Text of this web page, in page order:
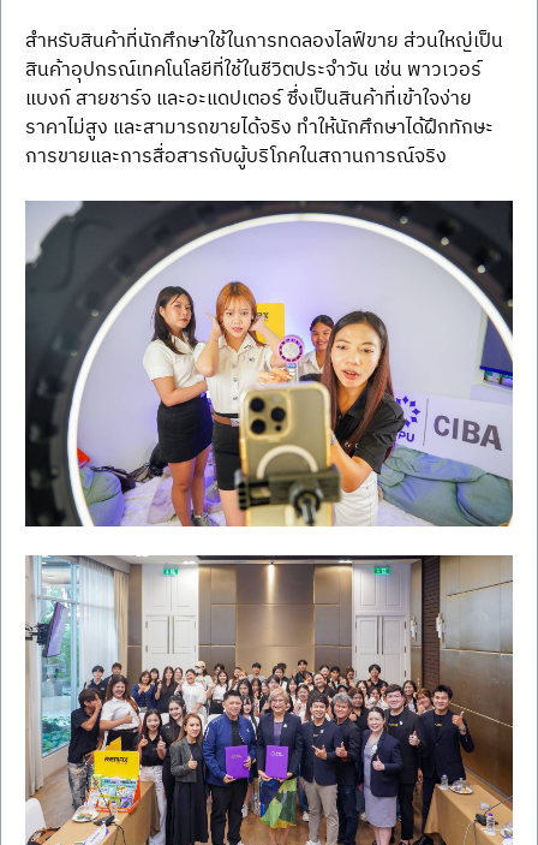
สำหรับสินค้าที่นักศึกษาใช้ในการทดลองไลฟ์ขาย ส่วนใหญ่เป็น
สินค้าอุปกรณ์เทคโนโลยีที่ใช้ในชีวิตประจำวัน เช่น พาวเวอร์
แบงก์ สายชาร์จ และอะแดปเตอร์ ซึ่งเป็นสินค้าที่เข้าใจง่าย
ราคาไม่สูง และสามารถขายได้จริง ทำให้นักศึกษาได้ฝึกทักษะ
การขายและการสื่อสารกับผู้บริโภคในสถานการณ์จริง